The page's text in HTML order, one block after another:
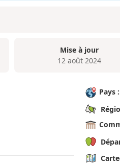
Mise à jour
12 août 2024
Pays :